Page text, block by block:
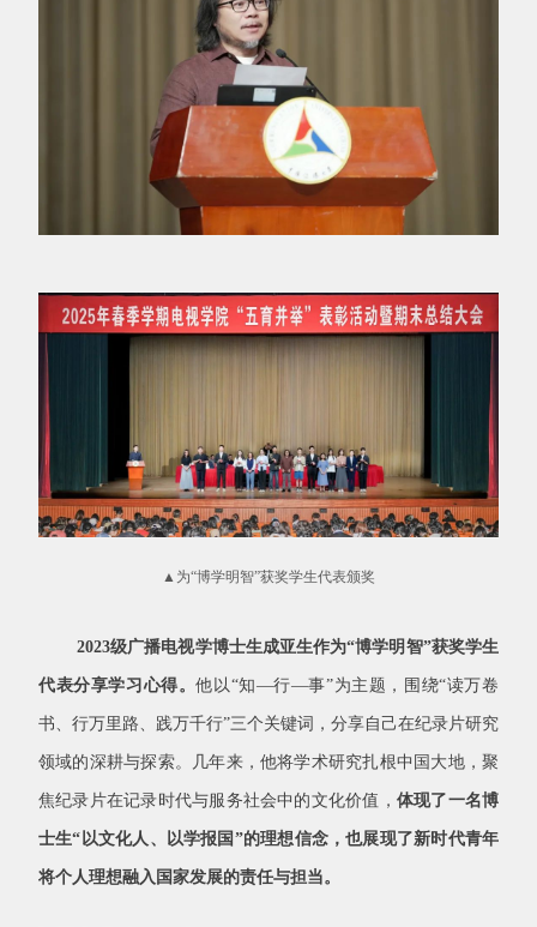
▲为“博学明智”获奖学生代表颁奖
2023级广播电视学博士生成亚生作为“博学明智”获奖学生
代表分享学习心得。他以“知—行—事”为主题，围绕“读万卷
书、行万里路、践万千行”三个关键词，分享自己在纪录片研究
领域的深耕与探索。几年来，他将学术研究扎根中国大地，聚
焦纪录片在记录时代与服务社会中的文化价值， 体现了一名博
士生“以文化人、以学报国”的理想信念，也展现了新时代青年
将个人理想融入国家发展的责任与担当。